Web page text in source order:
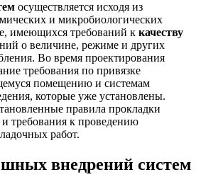
осуществляется исходя из
и микробиологических
имеющихся требований к качеству
о величине, режиме и других
Во время проектирования
требования по привязке
помещению и системам
которые уже установлены.
правила прокладки
требования к проведению
работ.
внедрений систем